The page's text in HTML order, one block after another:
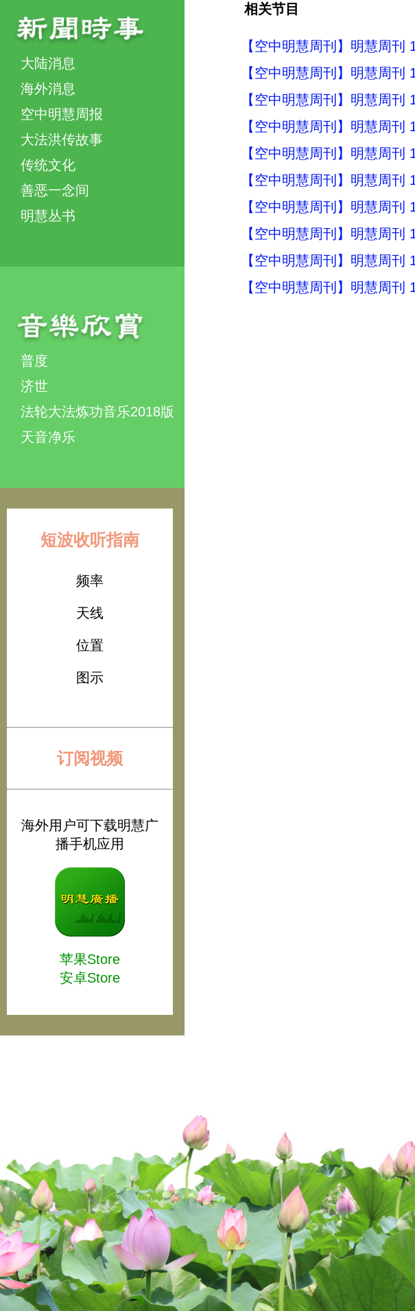
大陆消息
海外消息
空中明慧周报
大法洪传故事
传统文化
善恶一念间
明慧丛书
普度
济世
法轮大法炼功音乐2018版
天音净乐
短波收听指南
频率
天线
位置
图示
订阅视频
海外用户可下载明慧广
播手机应用
苹果Store
安卓Store
相关节目
【空中明慧周刊】明慧周刊
【空中明慧周刊】明慧周刊
【空中明慧周刊】明慧周刊
【空中明慧周刊】明慧周刊
【空中明慧周刊】明慧周刊
【空中明慧周刊】明慧周刊
【空中明慧周刊】明慧周刊
【空中明慧周刊】明慧周刊
【空中明慧周刊】明慧周刊
【空中明慧周刊】明慧周刊